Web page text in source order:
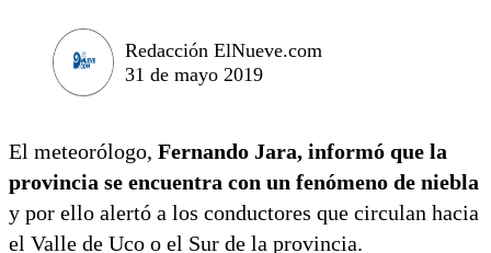
Redacción ElNueve.com
31 de mayo 2019
El meteorólogo, Fernando Jara, informó que la
provincia se encuentra con un fenómeno de niebla
y por ello alertó a los conductores que circulan hacia
el Valle de Uco o el Sur de la provincia.